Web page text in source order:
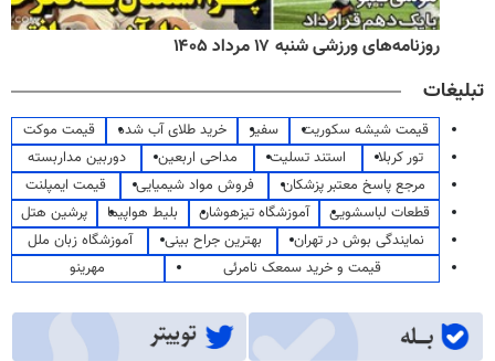
روزنامه‌های ورزشی شنبه ۱۷ مرداد ۱۴۰۵
تبلیغات
قیمت شیشه سکوریت سفیر خرید طلای آب شده
قیمت موکت
تور کربلا
استند تسلیت مداحی اربعین
دوربین مداربسته
مرجع پاسخ معتبر پزشکان
فروش مواد شیمیایی
قیمت ایمپلنت
قطعات لباسشویی
آموزشگاه تیزهوشان بلیط هواپیما
پرشین هتل
نمایندگی بوش در تهران
بهترین جراح بینی
آموزشگاه زبان ملل
قیمت و خرید سمعک نامرئی
مهرینو